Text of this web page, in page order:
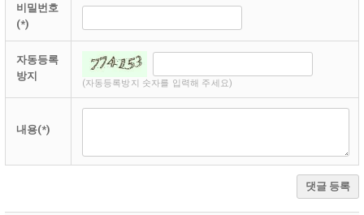
비밀번호
(*)
자동등록
방지
(자동등록방지 숫자를 입력해 주세요)
내용(*)
댓글 등록